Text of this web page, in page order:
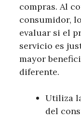
compras. Al
consumidor,
evaluar si el
servicio es
mayor
diferente.
Utiliza
del